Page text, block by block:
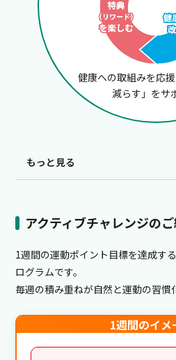
健康への取組みを応
減らす」をサ
もっと見る
健康への取組みをサポー
01 健康状態を把握する
Vitalityアプリ等でオンラインチ
康診断の結果をアップロードす
アクティブチャレンジの
1週間の運動ポイント目標を達成す
ログラムです。
毎週の積み重ねが自然と運動の習慣
1週間のイメ